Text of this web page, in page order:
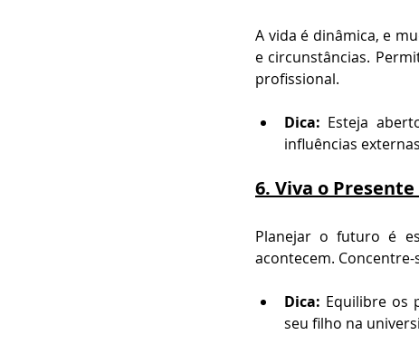
A vida é dinâmica, e
e circunstâncias.
profissional.
Dica: Esteja
influências
6. Viva o
Planejar o futuro é
acontecem.
Dica: Equilibre os
seu filho na